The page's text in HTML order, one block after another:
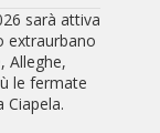
sarà attiva
extraurbano
Alleghe,
le fermate
Ciapela.